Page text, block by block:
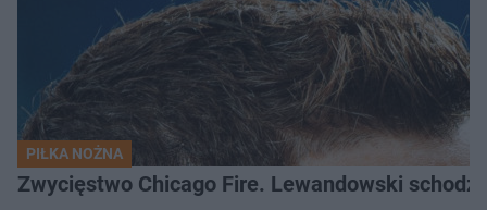
PIŁKA NOŻNA
Zwycięstwo Chicago Fire. Lewandowski